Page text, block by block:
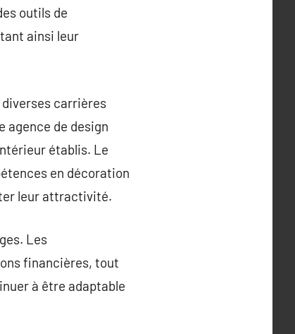
outils de
ainsi leur
carrières
agence de design
établis. Le
en décoration
leur attractivité.
Les
financières, tout
à être adaptable